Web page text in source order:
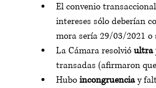
El convenio transaccional
intereses sólo deberían
mora sería 29/03/2021 o
La Cámara resolvió ultra
transadas (afirmaron
Hubo incongruencia y